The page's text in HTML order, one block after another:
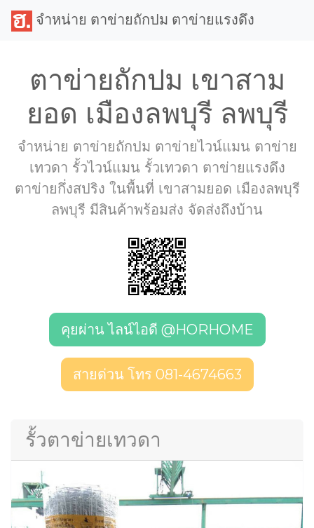
จำหน่าย ตาข่ายถักปม ตาข่ายแรงดึง
ตาข่ายถักปม เขาสาม
ยอด เมืองลพบุรี ลพบุรี
จำหน่าย ตาข่ายถักปม ตาข่ายไวน์แมน ตาข่าย
เทวดา รั้วไวน์แมน รั้วเทวดา ตาข่ายแรงดึง
ตาข่ายกึ่งสปริง ในพื้นที่ เขาสามยอด เมืองลพบุรี
ลพบุรี มีสินค้าพร้อมส่ง จัดส่งถึงบ้าน
คุยผ่าน ไลน์ไอดี @HORHOME
สายด่วน โทร 081-4674663
รั้วตาข่ายเทวดา